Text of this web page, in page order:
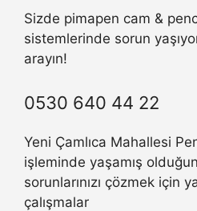
Sizde pimapen cam &
sistemlerinde sorun
arayın!
0530 640 44 22
Yeni Çamlıca Mahallesi
işleminde yaşamış
sorunlarınızı çözmek için
çalışmalar